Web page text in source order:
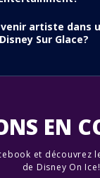
artiste dans
Sur Glace?
EN
et découvrez
de Disney On Ice!